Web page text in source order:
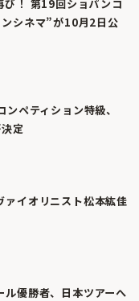
び！ 第19回ショパンコ
シネマ”が10月2日公
ペティション特級、
定
ァイオリニスト松本紘佳
優勝者、日本ツアーへ